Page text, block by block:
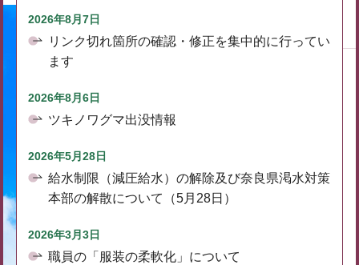
2026年8月7日
リンク切れ箇所の確認・修正を集中的に行ってい
ます
2026年8月6日
ツキノワグマ出没情報
2026年5月28日
給水制限（減圧給水）の解除及び奈良県渇水対策
本部の解散について（5月28日）
2026年3月3日
職員の「服装の柔軟化」について